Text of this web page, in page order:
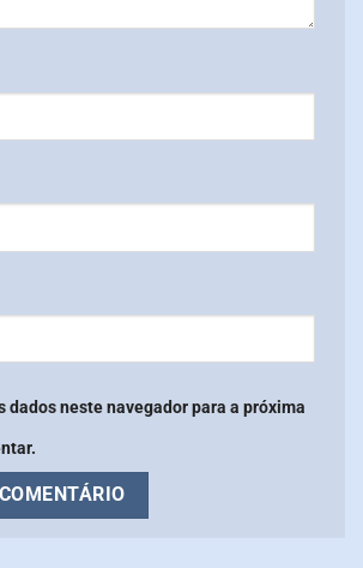
dados neste navegador para a próxima